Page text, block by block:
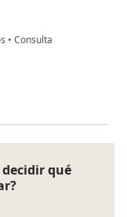
• Consulta
qué